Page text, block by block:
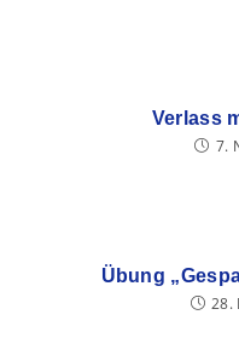
Verlass
7.
Übung
28.